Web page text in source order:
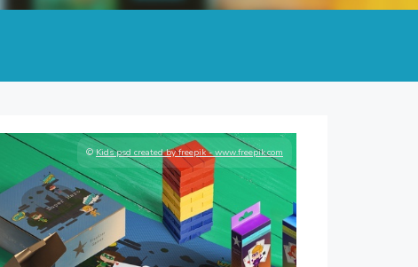
©Kids psd created by freepik - www.freepik.com